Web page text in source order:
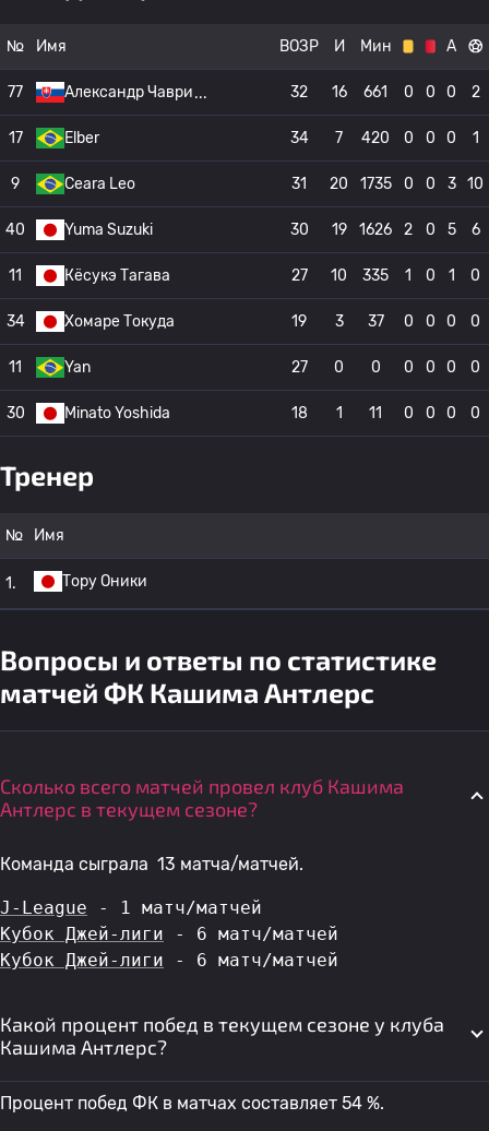
№ Имя ВОЗР И Мин А
77 Александр Чаври 32 16 661 0 0 0 2
17 Elber 34 7 420 0 0 0 1
9 Ceara Leo 31 20 1735 0 0 3 10
40 Yuma Suzuki 30 19 1626 2 0 5 6
11 Кёсукэ Тагава 27 10 335 1 0 1 0
34 Хомаре Токуда 19 3 37 0 0 0 0
11 Yan 27 0 0 0 0 0 0
30 Minato Yoshida 18 1 11 0 0 0 0
Тренер
№ Имя
1. Тору Оники
Вопросы и ответы по статистике
матчей ФК Кашима Антлерс
Сколько всего матчей провел клуб Кашима
Антлерс в текущем сезоне?
Команда сыграла 13 матча/матчей.
J-League - 1 матч/матчей
Кубок Джей-лиги - 6 матч/матчей
Кубок Джей-лиги - 6 матч/матчей
Какой процент побед в текущем сезоне у клуба
Кашима Антлерс?
Процент побед ФК в матчах составляет 54 %.